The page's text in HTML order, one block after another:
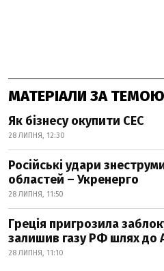
МАТЕРІАЛИ ЗА ТЕМОЮ
Як бізнесу окупити СЕС
28 ЛИПНЯ, 12:30
Російські удари
областей – Укренерго
28 ЛИПНЯ, 11:50
Греція пригрозила
залишив газу РФ шлях до
28 ЛИПНЯ, 11:10